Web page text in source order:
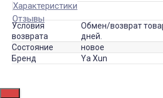
Характеристики
Отзывы
Условия
возврата
Обмен/возврат
дней.
Состояние
новое
Бренд
Ya Xun